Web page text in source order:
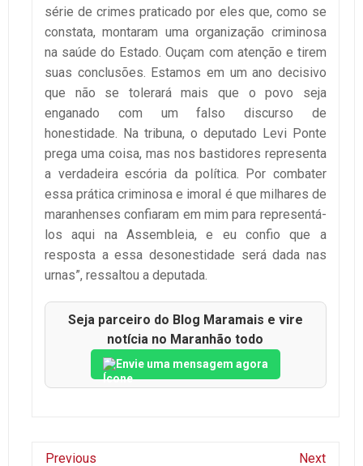
série de crimes praticado por eles que, como se
constata, montaram uma organização criminosa
na saúde do Estado. Ouçam com atenção e tirem
suas conclusões. Estamos em um ano decisivo
que não se tolerará mais que o povo seja
enganado com um falso discurso de
honestidade. Na tribuna, o deputado Levi Ponte
prega uma coisa, mas nos bastidores representa
a verdadeira escória da política. Por combater
essa prática criminosa e imoral é que milhares de
maranhenses confiaram em mim para representá-
los aqui na Assembleia, e eu confio que a
resposta a essa desonestidade será dada nas
urnas”, ressaltou a deputada.
Seja parceiro do Blog Maramais e vire
notícia no Maranhão todo
Envie uma mensagem agora
Previous Next